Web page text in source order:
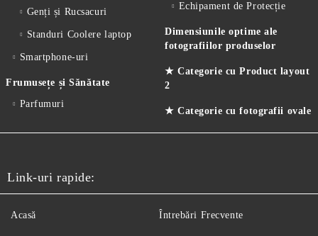
Genți și Rucsacuri
Standuri Coolere laptop
Smartphone-uri
Frumusețe și Sănătate
Parfumuri
Echipament de Protecție
Dimensiunile optime ale
fotografiilor produselor
★ Categorie cu Product layout
2
★ Categorie cu fotografii ovale
Link-uri rapide:
Acasă Întrebări Frecvente